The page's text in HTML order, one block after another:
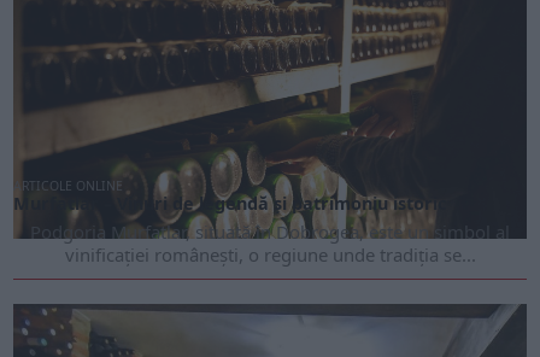
ARTICOLE ONLINE
Murfatlar – Vinuri de legendă și patrimoniu istoric
Podgoria Murfatlar, situată în Dobrogea, este un simbol al
vinificației românești, o regiune unde tradiția se...